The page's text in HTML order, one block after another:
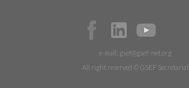
e-mail: gsef@gsef-net.org
All right reserved © GSEF Secretariat